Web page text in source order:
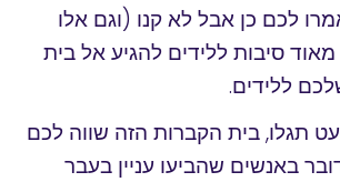
לכם כן אבל לא קנו (וגם אלו
סיבות ללידים להגיע אל בית
ללידים.
תגלו, בית הקברות הזה שווה לכם
באנשים שהביעו עניין בעבר